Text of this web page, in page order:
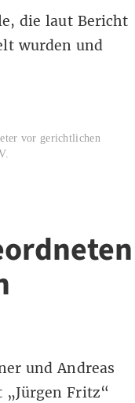
die laut Bericht
wurden und
vor gerichtlichen
und Andreas
Fritz“